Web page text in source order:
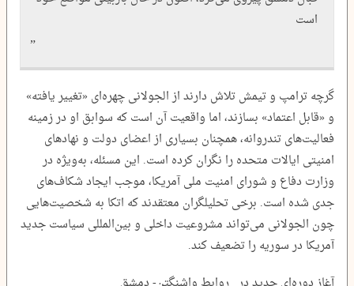
است
گرچه ترامپ و تیمش تلاش دارند از الجولانی چهره‌ای «تغییر یافته»
و «قابل اعتماد» بسازند، اما واقعیت آن است که سوابق او در زمینه
فعالیت‌های تندروانه، همچنان بسیاری از اعضای دولت و نهادهای
امنیتی ایالات متحده را نگران کرده است. این مسئله، به‌ویژه در
وزارت دفاع و شورای امنیت ملی آمریکا، موجب ایجاد شکاف‌های
جدی شده است. برخی تحلیلگران معتقدند که اتکا به شخصیت‌هایی
چون الجولانی می‌تواند مشروعیت داخلی و بین‌المللی سیاست جدید
آمریکا در سوریه را تضعیف کند.